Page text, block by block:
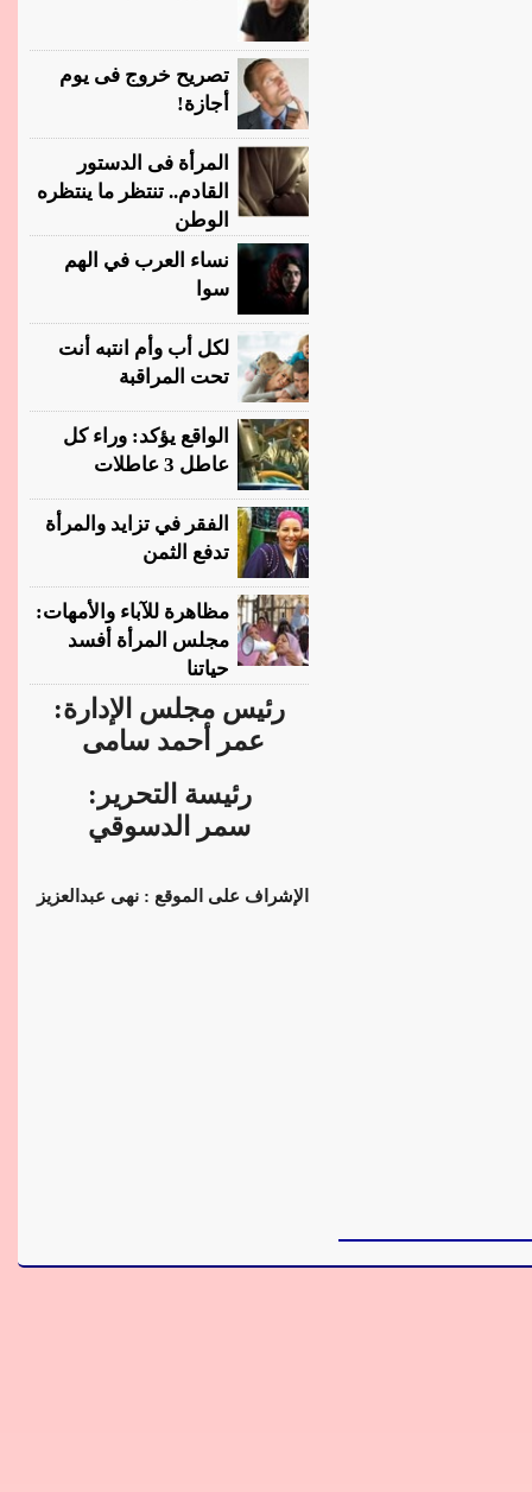
تصريح خروج فى يوم
أجازة!
المرأة فى الدستور
القادم.. تنتظر ما ينتظره
الوطن
نساء العرب في الهم
سوا
لكل أب وأم انتبه أنت
تحت المراقبة
الواقع يؤكد: وراء كل
عاطل 3 عاطلات
الفقر في تزايد والمرأة
تدفع الثمن
مظاهرة للآباء والأمهات:
مجلس المرأة أفسد
حياتنا
رئيس مجلس الإدارة:
عمر أحمد سامى
رئيسة التحرير:
سمر الدسوقي
الإشراف على الموقع : نهى عبدالعزيز